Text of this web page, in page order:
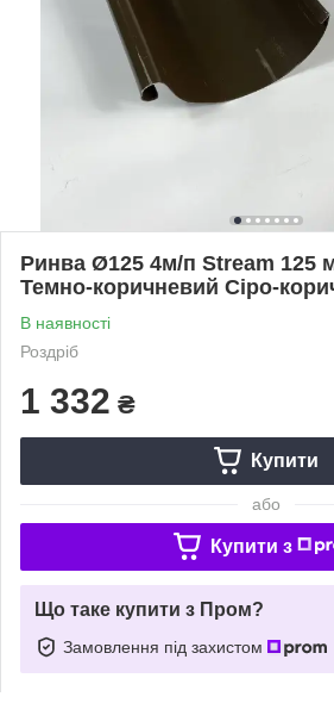
Ринва Ø125 4м/п Stream 125
Темно-коричневий Сіро-
В наявності
Роздріб
1 332 ₴
Купити
або
Купити з
Що таке купити з Пром?
Замовлення під захистом